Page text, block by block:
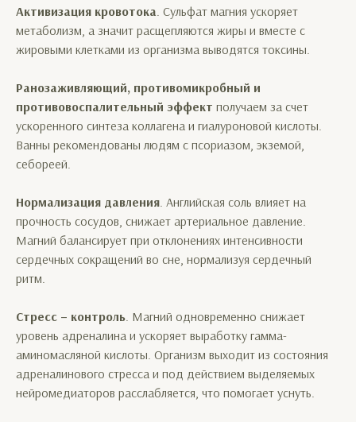
Активизация кровотока. Сульфат магния ускоряет
метаболизм, а значит расщепляются жиры и вместе с
жировыми клетками из организма выводятся токсины.
Ранозаживляющий, противомикробный и
противовоспалительный эффект получаем за счет
ускоренного синтеза коллагена и гиалуроновой кислоты.
Ванны рекомендованы людям с псориазом, экземой,
себореей.
Нормализация давления. Английская соль влияет на
прочность сосудов, снижает артериальное давление.
Магний балансирует при отклонениях интенсивности
сердечных сокращений во сне, нормализуя сердечный
ритм.
Стресс – контроль. Магний одновременно снижает
уровень адреналина и ускоряет выработку гамма-
аминомасляной кислоты. Организм выходит из состояния
адреналинового стресса и под действием выделяемых
нейромедиаторов расслабляется, что помогает уснуть.